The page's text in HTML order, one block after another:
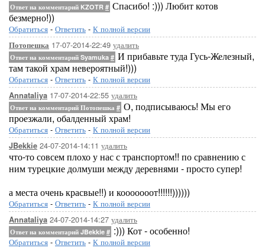
Ответ на комментарий KZOTR # Спасибо! :))) Любит котов
безмерно!))
Обратиться - Ответить - К полной версии
Потопешка 17-07-2014-22:49 удалить
Ответ на комментарий Syamuka # И прибавьте туда Гусь-Железный,
там такой храм невероятный!)))
Обратиться - Ответить - К полной версии
Annataliya 17-07-2014-22:55 удалить
Ответ на комментарий Потопешка # О, подписываюсь! Мы его
проезжали, обалденный храм!
Обратиться - Ответить - К полной версии
JBekkie 24-07-2014-14:11 удалить
что-то совсем плохо у нас с транспортом!! по сравнению с
ним турецкие долмуши между деревнями - просто супер!
а места очень красвые!!) и кооооооот!!!!!!))))))
Обратиться - Ответить - К полной версии
Annataliya 24-07-2014-14:27 удалить
Ответ на комментарий JBekkie # :))) Кот - особенно!
Обратиться - Ответить - К полной версии